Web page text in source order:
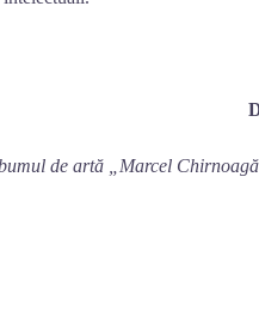
de artă „Marcel